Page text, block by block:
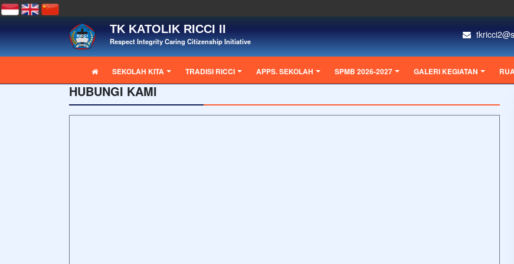
TK KATOLIK RICCI II
Respect Integrity Caring Citizenship Initiative
SEKOLAH KITA TRADISI RICCI APPS. SEKOLAH SPMB 2026-2027 GALERI KEGIATAN
HUBUNGI KAMI